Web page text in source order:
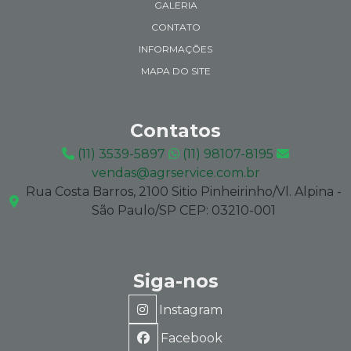
GALERIA
CONTATO
INFORMAÇÕES
MAPA DO SITE
Contatos
(11) 3539-5897
(11) 98107-8195
vendas@agrservice.com.br
Rua Costa Barros, 2100 Sitio Pinheirinho/Vl. Alpina -
São Paulo/SP CEP: 03210-001
Siga-nos
Instagram
Facebook